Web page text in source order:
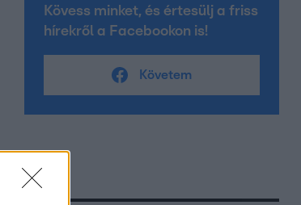
Kövess minket, és értesülj a friss
hírekről a Facebookon is!
Követem